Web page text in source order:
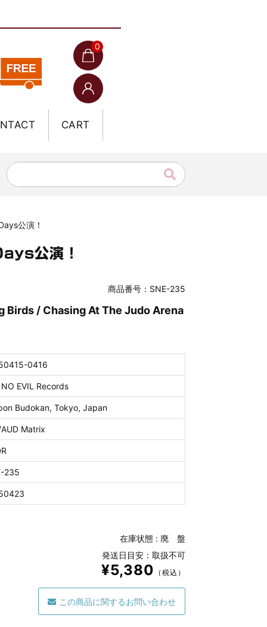
0
CART
公演！
公演！
商品番号：SNE-235
Birds / Chasing At The Judo Arena
0416
NO EVIL Records
Budokan, Tokyo, Japan
Matrix
235
在庫状態 : 廃 盤
発送日目安：取扱不可
¥5,380 （税込）
この商品に関するお問い合わせ